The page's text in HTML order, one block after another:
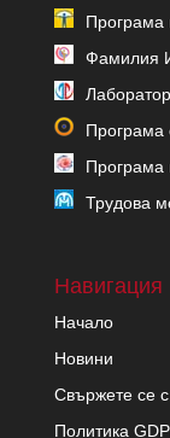
Програма
Фамилия
Програма
Програма
Трудова
Навигация
Начало
Новини
Свържете се
Политика